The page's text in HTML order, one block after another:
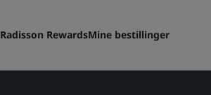
Radisson RewardsMine bestillinger